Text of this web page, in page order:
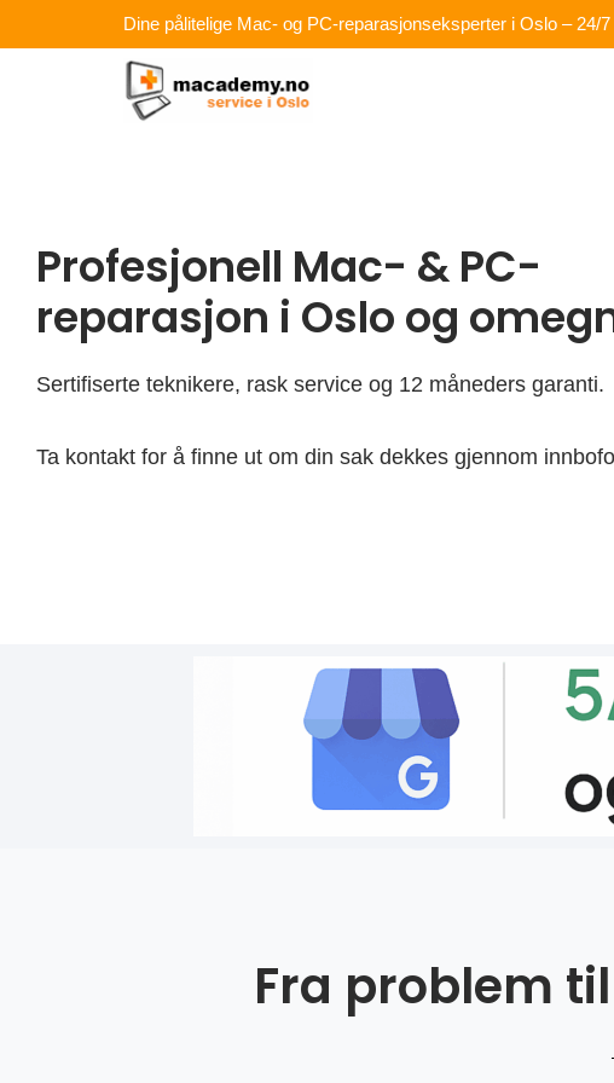
rett
Dine pålitelige Mac- og PC-reparasjonseksperter i Oslo – 24/7
Profesjonell Mac- & PC-
reparasjon i Oslo og
Sertifiserte teknikere, rask service og 12 måneders garanti.
Ta kontakt for å finne ut om din sak dekkes gjennom
Fra problem